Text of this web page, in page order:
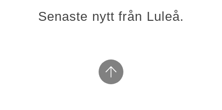
Senaste nytt från Luleå.